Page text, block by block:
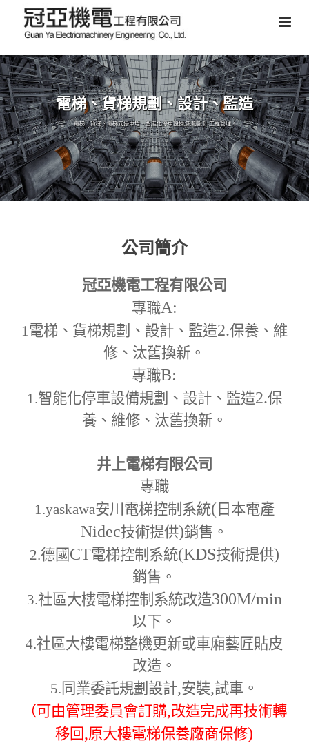
電梯、貨梯規劃、設計、監造
電梯、貨梯、電梯式停車塔、智能化停車設備,規劃設計,工程管理。
公司簡介
冠亞機電工程有限公司
專職A:
1電梯、貨梯規劃、設計、監造2.保養、維
修、汰舊換新。
專職B:
1.智能化停車設備規劃、設計、監造2.保
養、維修、汰舊換新。
井上電梯有限公司
專職
1.yaskawa安川電梯控制系統( 日本電產
Nidec技術提供)銷售。
2.德國 CT電梯控制系統(KDS技術提供)
銷售。
3.社區大樓電梯控制系統改造300M/min
以下。
4.社區大樓電梯整機更新或車廂藝匠貼皮
改造。
5. 同業委託規劃設計,安裝,試車。
（可由管理委員會訂購,改造完成再技術轉
移回,原大樓電梯保養廠商保修)